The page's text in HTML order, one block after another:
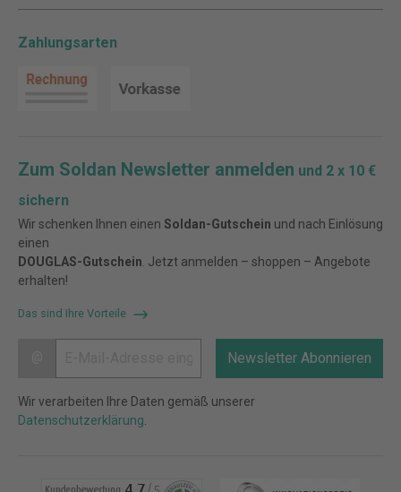
Zahlungsarten
Zum Soldan Newsletter anmelden und 2 x 10 €
sichern
Wir schenken Ihnen einen Soldan-Gutschein und nach Einlösung
einen
DOUGLAS-Gutschein . Jetzt anmelden – shoppen – Angebote
erhalten!
Das sind Ihre Vorteile
Newsletter Abonnieren
Wir verarbeiten Ihre Daten gemäß unserer
Datenschutzerklärung